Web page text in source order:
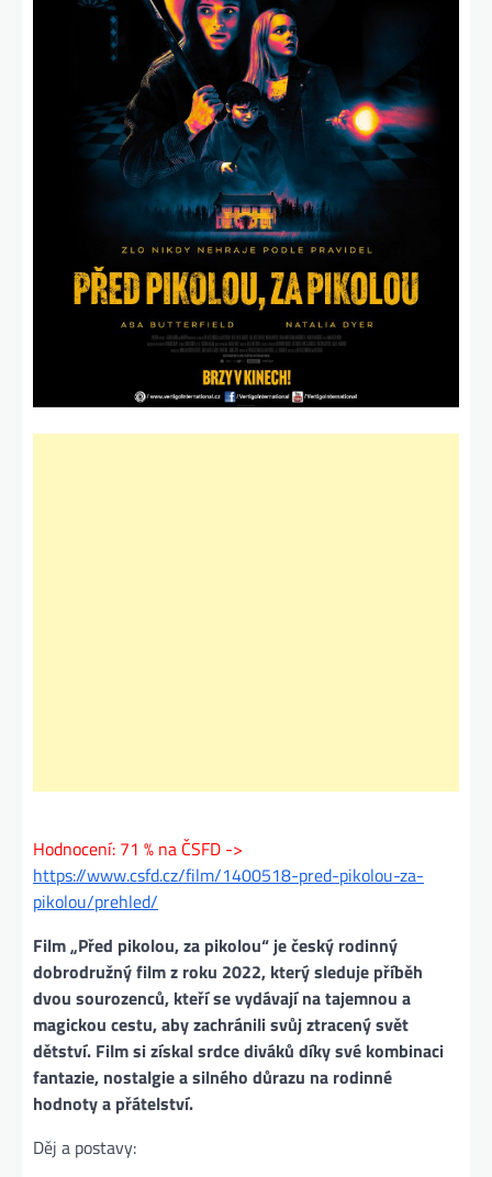
Hodnocení: 71 % na ČSFD ->
https://www.csfd.cz/film/1400518-pred-pikolou-za-
pikolou/prehled/
Film „Před pikolou, za pikolou“ je český rodinný
dobrodružný film z roku 2022, který sleduje příběh
dvou sourozenců, kteří se vydávají na tajemnou a
magickou cestu, aby zachránili svůj ztracený svět
dětství. Film si získal srdce diváků díky své kombinaci
fantazie, nostalgie a silného důrazu na rodinné
hodnoty a přátelství.
Děj a postavy: